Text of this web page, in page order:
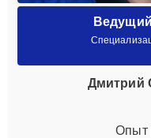
Дмитрий
Опыт